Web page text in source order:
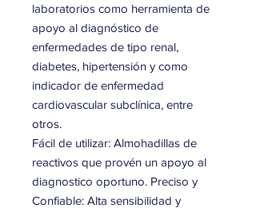
laboratorios como herramienta de
apoyo al diagnóstico de
enfermedades de tipo renal,
diabetes, hipertensión y como
indicador de enfermedad
cardiovascular subclínica, entre
otros.
Fácil de utilizar: Almohadillas de
reactivos que provén un apoyo al
diagnostico oportuno. Preciso y
Confiable: Alta sensibilidad y